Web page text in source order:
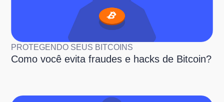
PROTEGENDO SEUS BITCOINS
Como você evita fraudes e hacks de Bitcoin?